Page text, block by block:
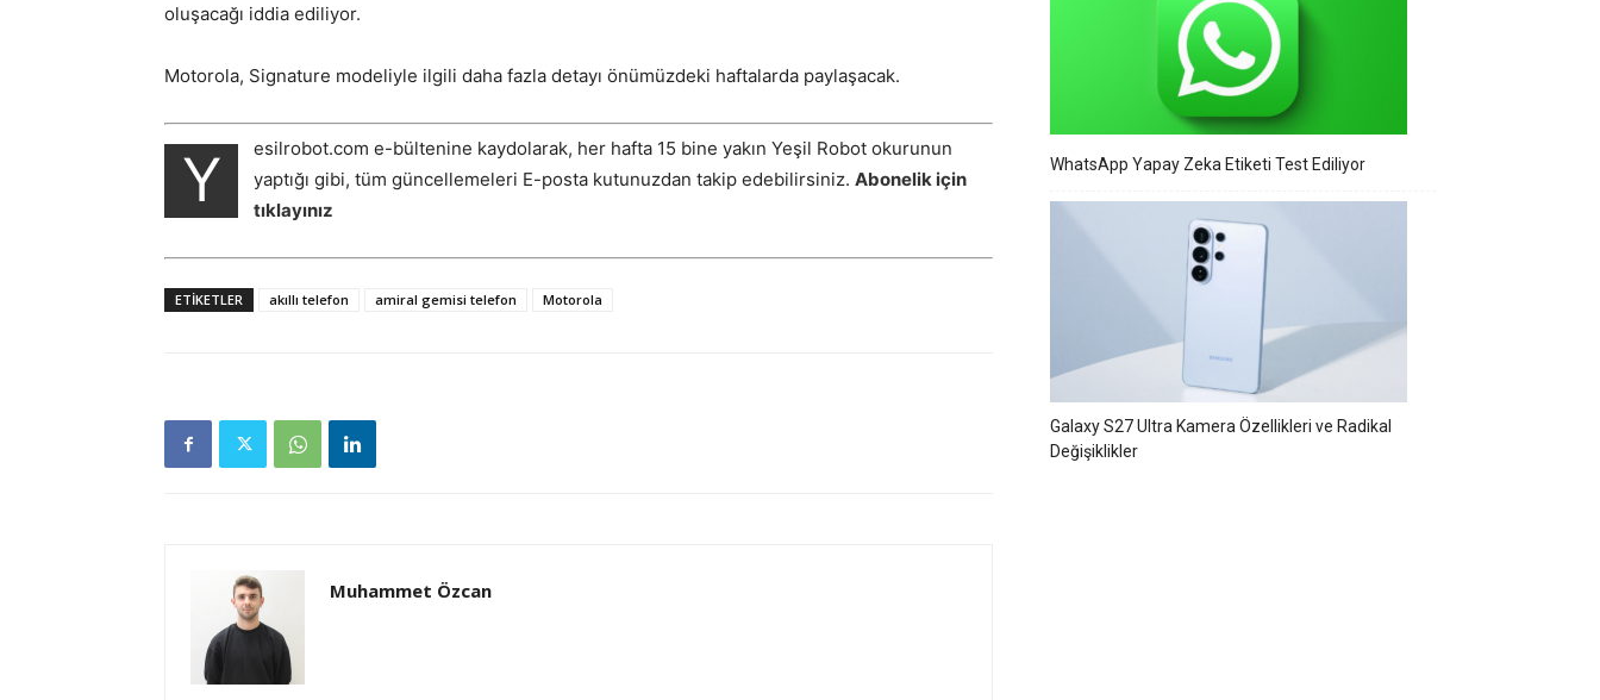
oluşacağı iddia ediliyor.
Motorola, Signature modeliyle ilgili daha fazla detayı önümüzdeki haftalarda paylaşacak.
Y
esilrobot.com e-bültenine kaydolarak, her hafta 15 bine yakın Yeşil Robot okurunun
yaptığı gibi, tüm güncellemeleri E-posta kutunuzdan takip edebilirsiniz. Abonelik için
tıklayınız
ETIKETLER akıllı telefon amiral gemisi telefon Motorola
Muhammet Özcan
WhatsApp Yapay Zeka Etiketi Test Ediliyor
Galaxy S27 Ultra Kamera Özellikleri ve Radikal
Değişiklikler